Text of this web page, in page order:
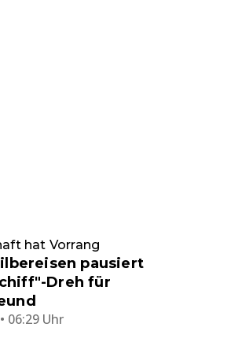
hat Vorrang
pausiert
Dreh für
06:29 Uhr